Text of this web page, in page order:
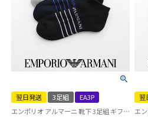
翌日発送 3足組
EA3P
エンポリオ アルマーニ 靴下 3足組 ギフト プレゼント
翌